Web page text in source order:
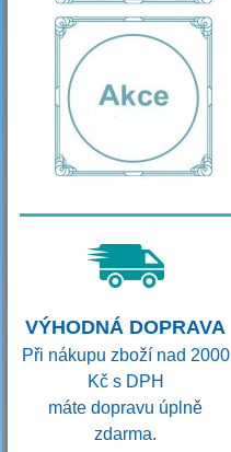
VÝHODNÁ DOPRAVA
Při nákupu zboží nad 2000
Kč s DPH
máte dopravu úplně
zdarma.